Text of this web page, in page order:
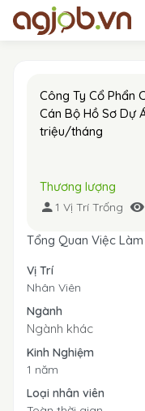
Công Ty Cổ Phẩn
Cán Bộ Hồ Sơ Dự
triệu/tháng
Thương lượng
1 Vị Trí Trống
Tổng Quan Việc Làm
Vị Trí
Nhân Viên
Ngành
Ngành khác
Kinh Nghiệm
1 năm
Loại nhân viên